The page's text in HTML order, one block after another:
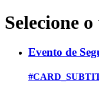
Selecione
Evento de